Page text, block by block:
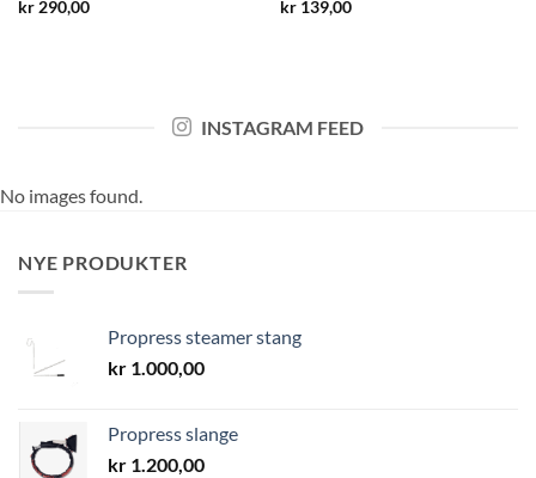
kr290,00 kr139,00
INSTAGRAM FEED
No images found.
NYE PRODUKTER
Propress steamer stang
kr 1.000,00
Propress slange
kr 1.200,00